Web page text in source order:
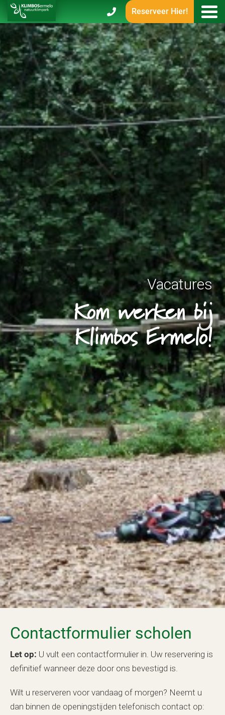
Reserveer Hier!
Vacatures
Kom werken bij
Klimbos Ermelo!
Contactformulier scholen
Let op: U vult een contactformulier in. Uw reservering is
definitief wanneer deze door ons bevestigd is.
Wilt u reserveren voor vandaag of morgen? Neemt u
dan binnen de openingstijden telefonisch contact op: